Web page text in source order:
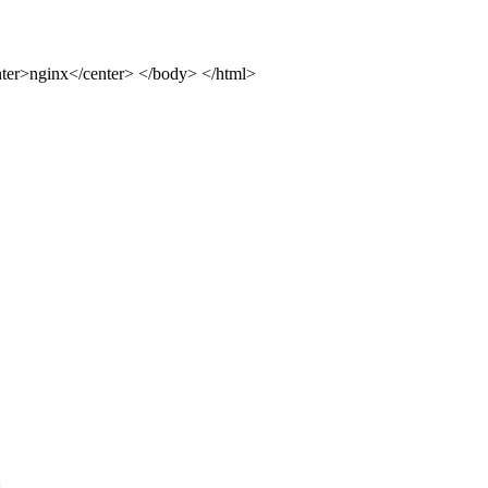
center> </body> </html>